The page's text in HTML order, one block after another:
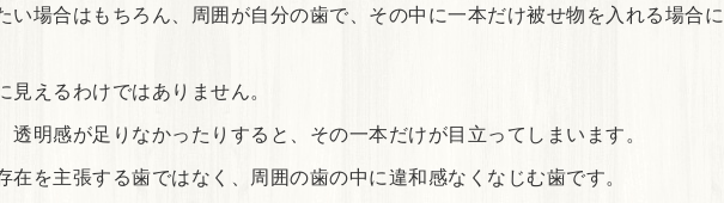
い場合はもちろん、周囲が自分の歯で、その中に一本だけ被せ物を入れる場合に
えるわけではありません。
透明感が足りなかったりすると、その一本だけが目立ってしまいます。
在を主張する歯ではなく、周囲の歯の中に違和感なくなじむ歯です。